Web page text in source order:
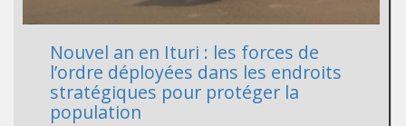
Nouvel an en Ituri : les forces de
l’ordre déployées dans les endroits
stratégiques pour protéger la
population